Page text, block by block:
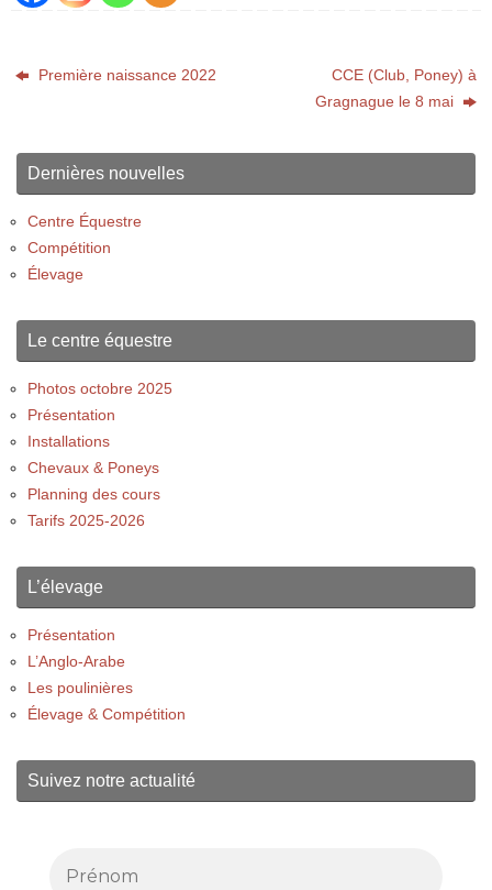
Première naissance 2022
CCE (Club, Poney) à
Gragnague le 8 mai
Dernières nouvelles
Centre Équestre
Compétition
Élevage
Le centre équestre
Photos octobre 2025
Présentation
Installations
Chevaux & Poneys
Planning des cours
Tarifs 2025-2026
L’élevage
Présentation
L’Anglo-Arabe
Les poulinières
Élevage & Compétition
Suivez notre actualité